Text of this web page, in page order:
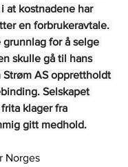
at kostnadene har
en forbrukeravtale.
for å selge
skulle gå til hans
AS opprettholdt
Selskapet
klager fra
gitt medhold.
Norges